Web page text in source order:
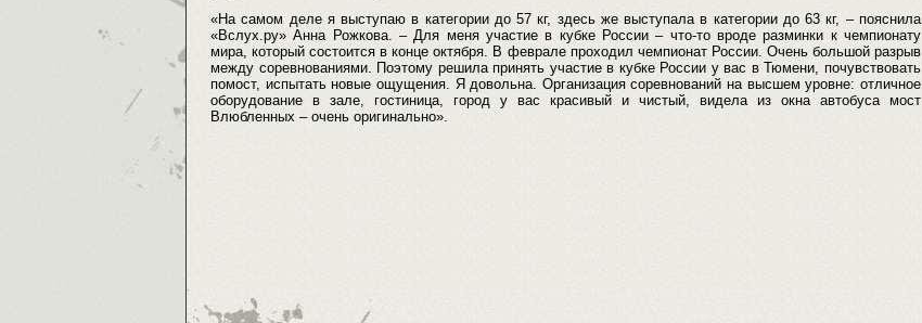
«На самом деле я выступаю в категории до 57 кг, здесь же выступала в категории до 63 кг, – пояснила
«Вслух.ру» Анна Рожкова. – Для меня участие в кубке России – что-то вроде разминки к чемпионату
мира, который состоится в конце октября. В феврале проходил чемпионат России. Очень большой разрыв
между соревнованиями. Поэтому решила принять участие в кубке России у вас в Тюмени, почувствовать
помост, испытать новые ощущения. Я довольна. Организация соревнований на высшем уровне: отличное
оборудование в зале, гостиница, город у вас красивый и чистый, видела из окна автобуса мост
Влюбленных – очень оригинально».